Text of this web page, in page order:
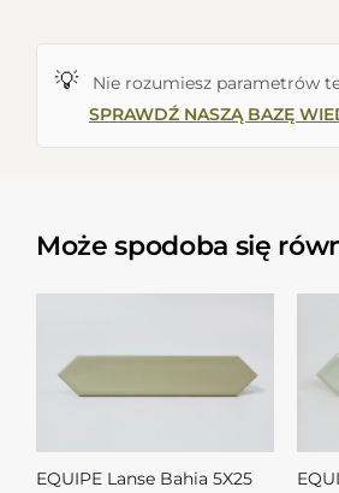
💡 Nie rozumiesz parametrów
SPRAWDŹ NASZĄ BAZĘ
Może spodoba się
EQUIPE Lanse Bahia 5X25